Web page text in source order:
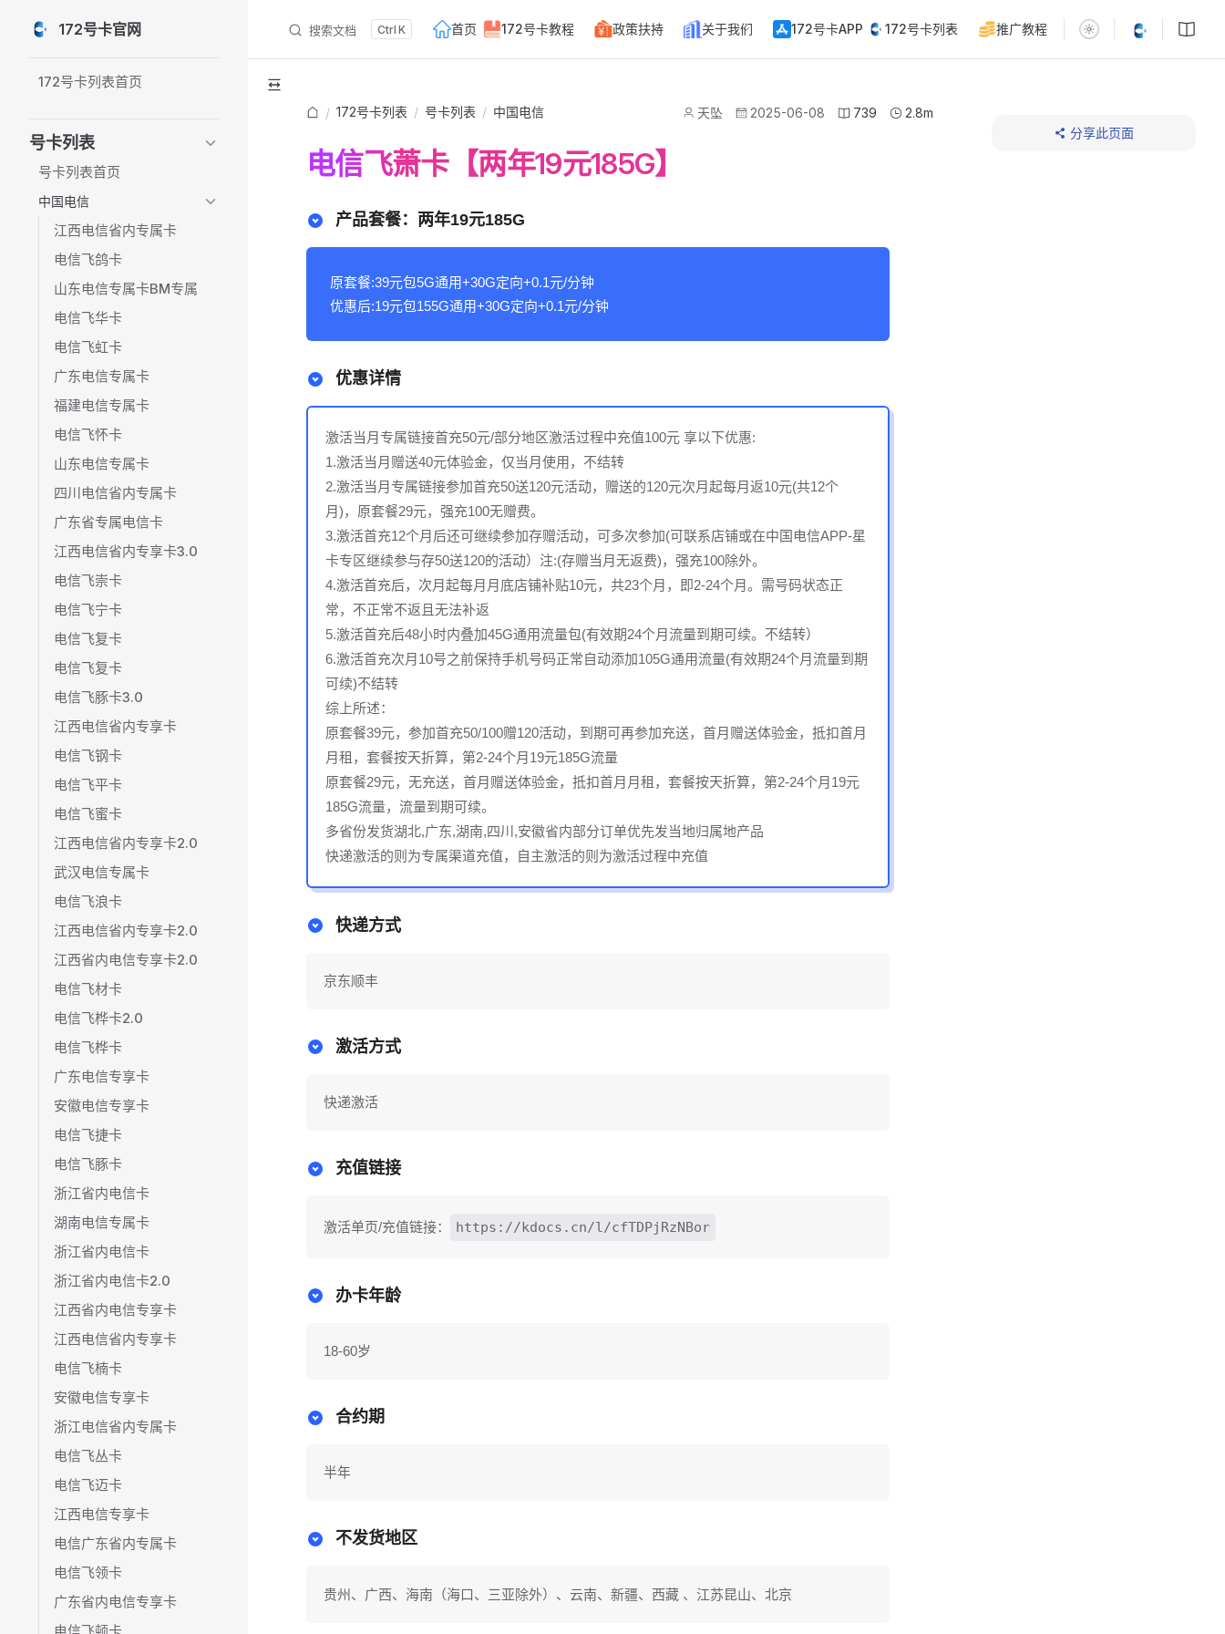
Skip to content
172号卡官网 搜索文档 K 首页 172号卡教程 政策扶持 关于我们 172号卡APP 172号卡列表 推广教程
172号卡列表首页
号卡列表
号卡列表首页
中国电信
江西电信省内专属卡
电信飞鸽卡
山东电信专属卡BM专属
电信飞华卡
电信飞虹卡
广东电信专属卡
福建电信专属卡
电信飞怀卡
山东电信专属卡
四川电信省内专属卡
广东省专属电信卡
江西电信省内专享卡3.0
电信飞崇卡
电信飞宁卡
电信飞复卡
电信飞复卡
电信飞豚卡3.0
江西电信省内专享卡
电信飞钢卡
电信飞平卡
电信飞蜜卡
江西电信省内专享卡2.0
武汉电信专属卡
电信飞浪卡
江西电信省内专享卡2.0
江西省内电信专享卡2.0
电信飞材卡
电信飞桦卡2.0
电信飞桦卡
广东电信专享卡
安徽电信专享卡
电信飞捷卡
电信飞豚卡
浙江省内电信卡
湖南电信专属卡
浙江省内电信卡
浙江省内电信卡2.0
江西省内电信专享卡
江西电信省内专享卡
电信飞楠卡
安徽电信专享卡
浙江电信省内专属卡
电信飞丛卡
电信飞迈卡
江西电信专享卡
电信广东省内专属卡
电信飞领卡
广东省内电信专享卡
分享此页面
/ 172号卡列表 / 号卡列表 / 中国电信 天坠 2025-06-08 739 2.8m
电信飞萧卡【两年19元185G】
产品套餐：两年19元185G
原套餐:39元包5G通用+30G定向+0.1元/分钟
优惠后:19元包155G通用+30G定向+0.1元/分钟
优惠详情
激活当月专属链接首充50元/部分地区激活过程中充值100元 享以下优惠:
1.激活当月赠送40元体验金，仅当月使用，不结转
2.激活当月专属链接参加首充50送120元活动，赠送的120元次月起每月返10元(共12个
月)，原套餐29元，强充100无赠费。
3.激活首充12个月后还可继续参加存赠活动，可多次参加(可联系店铺或在中国电信APP-星
卡专区继续参与存50送120的活动）注:(存赠当月无返费)，强充100除外。
4.激活首充后，次月起每月月底店铺补贴10元，共23个月，即2-24个月。需号码状态正
常，不正常不返且无法补返
5.激活首充后48小时内叠加45G通用流量包(有效期24个月流量到期可续。不结转）
6.激活首充次月10号之前保持手机号码正常自动添加105G通用流量(有效期24个月流量到期
可续)不结转
综上所述：
原套餐39元，参加首充50/100赠120活动，到期可再参加充送，首月赠送体验金，抵扣首月
月租，套餐按天折算，第2-24个月19元185G流量
原套餐29元，无充送，首月赠送体验金，抵扣首月月租，套餐按天折算，第2-24个月19元
185G流量，流量到期可续。
多省份发货湖北,广东,湖南,四川,安徽省内部分订单优先发当地归属地产品
快递激活的则为专属渠道充值，自主激活的则为激活过程中充值
快递方式
京东顺丰
激活方式
快递激活
充值链接
激活单页/充值链接： https://kdocs.cn/l/cfTDPjRzNBor
办卡年龄
18-60岁
合约期
半年
不发货地区
贵州、广西、海南（海口、三亚除外）、云南、新疆、西藏 、江苏昆山、北京